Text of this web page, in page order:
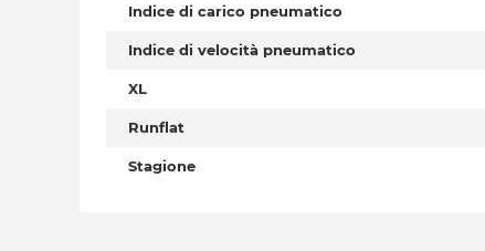
Indice di carico pneumatico
Indice di velocità pneumatico
XL
Runflat
Stagione